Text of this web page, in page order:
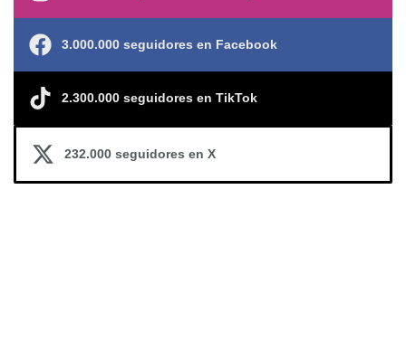
3.000.000 seguidores en Facebook
2.300.000 seguidores en TikTok
232.000 seguidores en X